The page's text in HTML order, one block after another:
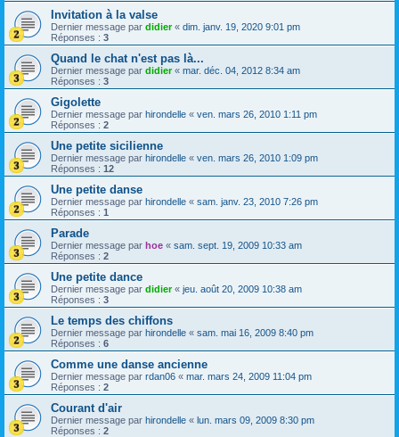
Invitation à la valse
Dernier message par didier« dim. janv. 19, 2020 9:01 pm
Réponses : 3
Quand le chat n'est pas là...
Dernier message par didier« mar. déc. 04, 2012 8:34 am
Réponses : 3
Gigolette
Dernier message par hirondelle « ven. mars 26, 2010 1:11 pm
Réponses : 2
Une petite sicilienne
Dernier message par hirondelle « ven. mars 26, 2010 1:09 pm
Réponses : 12
Une petite danse
Dernier message par hirondelle « sam. janv. 23, 2010 7:26 pm
Réponses : 1
Parade
Dernier message par hoe « sam. sept. 19, 2009 10:33 am
Réponses : 2
Une petite dance
Dernier message par didier« jeu. août 20, 2009 10:38 am
Réponses : 3
Le temps des chiffons
Dernier message par hirondelle « sam. mai 16, 2009 8:40 pm
Réponses : 6
Comme une danse ancienne
Dernier message par rdan06 « mar. mars 24, 2009 11:04 pm
Réponses : 2
Courant d'air
Dernier message par hirondelle « lun. mars 09, 2009 8:30 pm
Réponses : 2